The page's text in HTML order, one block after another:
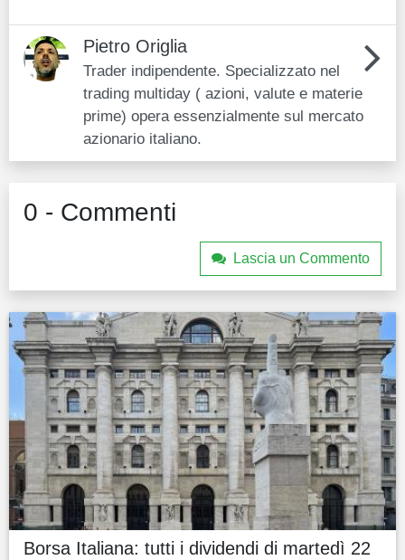
Pietro Origlia
Trader indipendente. Specializzato nel
trading multiday ( azioni, valute e materie
prime) opera essenzialmente sul mercato
azionario italiano.
0 - Commenti
Lascia un Commento
Borsa Italiana: tutti i dividendi di martedì 22